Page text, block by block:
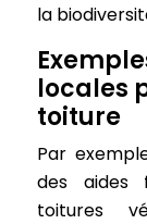
la
locales
toiture
Par
des aides
toitures